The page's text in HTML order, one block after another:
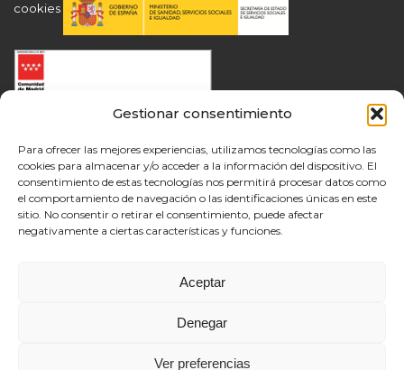
Gestionar consentimiento
Para ofrecer las mejores experiencias, utilizamos tecnologías como las
cookies para almacenar y/o acceder a la información del dispositivo. El
consentimiento de estas tecnologías nos permitirá procesar datos como
el comportamiento de navegación o las identificaciones únicas en este
sitio. No consentir o retirar el consentimiento, puede afectar
negativamente a ciertas características y funciones.
Aceptar
Denegar
Ver preferencias
cookies